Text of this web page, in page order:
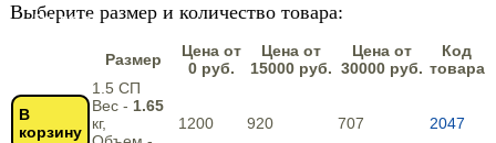
Выберите размер и количество товара:
Размер
Цена от
0 руб.
Цена от
15000 руб.
Цена от
30000 руб.
Код
товара
В
корзину
1.5 СП
Вес - 1.65
кг,
1200 920 707 2047
Видео